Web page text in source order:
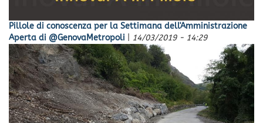
Pillole di conoscenza per la Settimana dell'Amministrazione
Aperta di @GenovaMetropoli
14/03/2019 - 14:29